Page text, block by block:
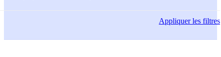
Appliquerles filtres